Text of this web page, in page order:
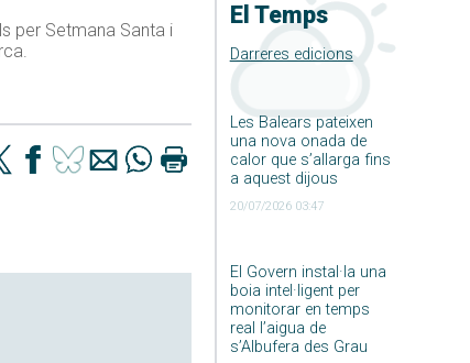
El Temps
Darreres edicions
Les Balears pateixen
una nova onada de
calor que s’allarga fins
a aquest dijous
20/07/2026 03:47
El Govern instal·la una
boia intel·ligent per
monitorar en temps
real l’aigua de
s’Albufera des Grau
per Setmana Santa i